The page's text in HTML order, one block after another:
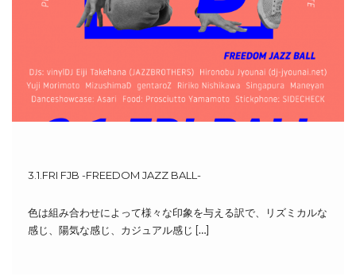
3.1.FRI FJB -FREEDOM JAZZ BALL-
色は組み合わせによって様々な印象を与える訳で、リズミカルな
感じ、陽気な感じ、カジュアル感じ […]